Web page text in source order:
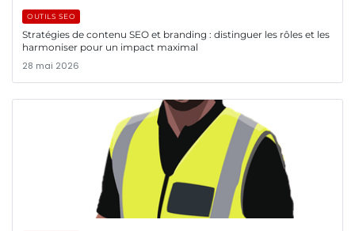
OUTILS SEO
Stratégies de contenu SEO et branding : distinguer les rôles et les
harmoniser pour un impact maximal
28 mai 2026